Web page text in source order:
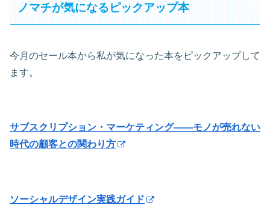
ノマチが気になるピックアップ本
今月のセール本から私が気になった本をピックアップして
ます。
サブスクリプション・マーケティング――モノが売れない
時代の顧客との関わり方
ソーシャルデザイン実践ガイド